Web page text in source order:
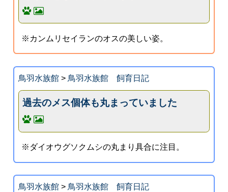
※カンムリセイランのオスの美しい姿。
鳥羽水族館> 鳥羽水族館 飼育日記
過去のメス個体も丸まっていました
※ダイオウグソクムシの丸まり具合に注目。
鳥羽水族館> 鳥羽水族館 飼育日記